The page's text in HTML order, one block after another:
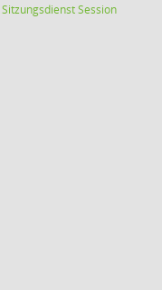
SitzungsdienstSession(Wird in